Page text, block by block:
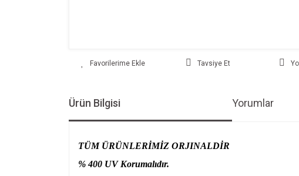
Tavsiye Et
Ürün Bilgisi Yorumlar
TÜM ÜRÜNLERİMİZ ORJINALDİR
% 400 UV Korumalıdır.